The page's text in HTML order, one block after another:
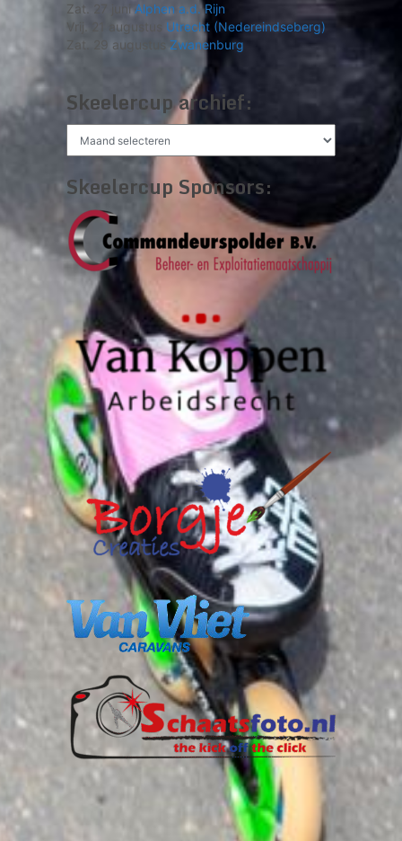
Zat. 27 juniAlphen a.d. Rijn
Vrij. 21 augustus Utrecht (Nedereindseberg)
Zat. 29 augustus Zwanenburg
Skeelercup archief:
archief:
Skeelercup Sponsors: